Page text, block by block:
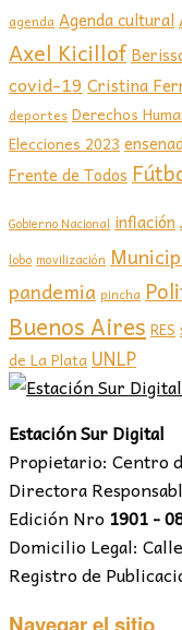
agenda Agenda cultural
Axel Kicillof
covid-19 Cristina
deportes Derechos
Elecciones 2023
Frente de Todos
Gobierno Nacional inflación
lobo movilización
pandemia pincha
Buenos Aires RES
de La Plata UNLP
Estación Sur Digital
Propietario: Centro
Directora
Edición Nro 1901 -
Domicilio Legal:
Registro de
Navegar el sitio